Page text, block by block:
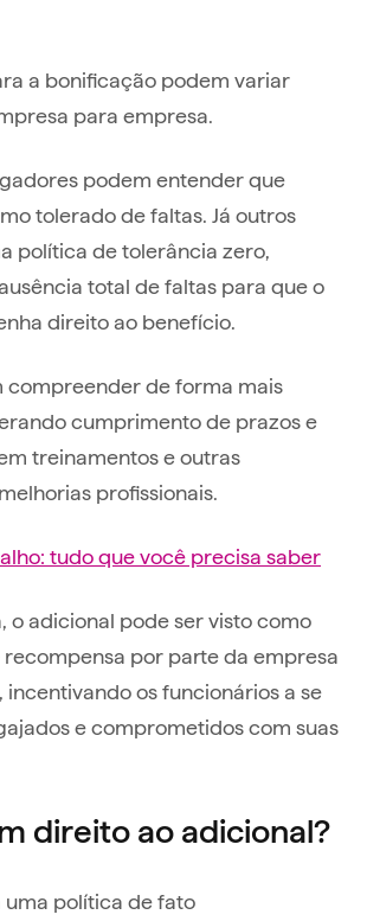
a bonificação podem variar
para empresa.
podem entender que
tolerado de faltas. Já outros
política de tolerância zero,
total de faltas para que o
direito ao benefício.
compreender de forma mais
cumprimento de prazos e
treinamentos e outras
profissionais.
tudo que você precisa saber
o adicional pode ser visto como
por parte da empresa
os funcionários a se
e comprometidos com suas
direito ao adicional?
uma política de fato